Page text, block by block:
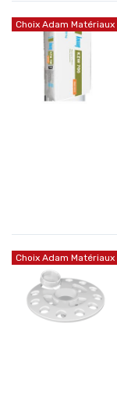
Choix Adam Matériaux
Choix Adam Matériaux